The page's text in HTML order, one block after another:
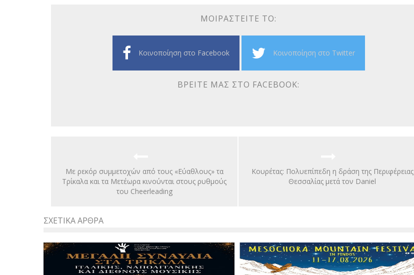
ΜΟΙΡΑΣΤΕΊΤΕ ΤΟ:
Κοινοποίηση στο Facebook Κοινοποίηση στο Twitter
ΒΡΕΊΤΕ ΜΑΣ ΣΤΟ FACEBOOK:
Με ρεκόρ συμμετοχών από τους «Εύαθλους» τα
Τρίκαλα και τα Μετέωρα κινούνται στους ρυθμούς
του Cheerleading
Κουρέτας: Πολυεπίπεδη η δράση της Περιφέρειας
Θεσσαλίας μετά τον Daniel
ΣΧΕΤΙΚΆ ΆΡΘΡΑ